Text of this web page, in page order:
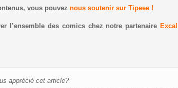
vous pouvez nous soutenir sur Tipeee !
l’ensemble des comics chez notre partenaire
apprécié cet article?